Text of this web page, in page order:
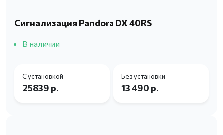
Сигнализация Pandora DX 40RS
В наличии
С установкой
25839 р.
Без установки
13 490 р.